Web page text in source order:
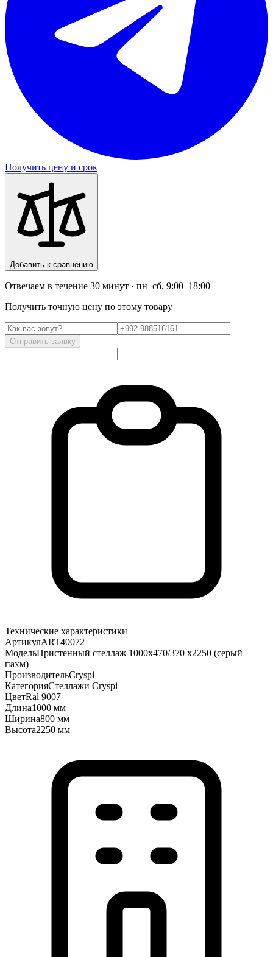
Получить цену и срок
Добавить к сравнению
Отвечаем в течение 30 минут · пн–сб, 9:00–18:00
Получить точную цену по этому товару
Отправить заявку
Технические характеристики
АртикулART40072
МодельПристенный стеллаж 1000х470/370 х2250 (серый
пахм)
ПроизводительCryspi
КатегорияСтеллажи Cryspi
ЦветRal 9007
Длина1000 мм
Ширина800 мм
Высота2250 мм